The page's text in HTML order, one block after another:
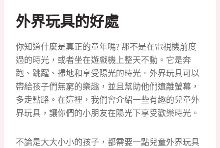
外界玩具的好處
你知道什麼是真正的童年嗎? 那不是在電視機前度
過的時光，或者坐在遊戲機上整天不動。它是奔
跑、跳躍、掃地和享受陽光的時光。外界玩具可以
帶給孩子們無窮的樂趣，並且幫助他們遠離螢幕，
多走點路。在這裡，我們會介紹一些有趣的兒童外
界玩具，讓你們的小朋友在陽光下享受歡樂時光。
不論是大大小小的孩子，都需要一點兒童外界玩具